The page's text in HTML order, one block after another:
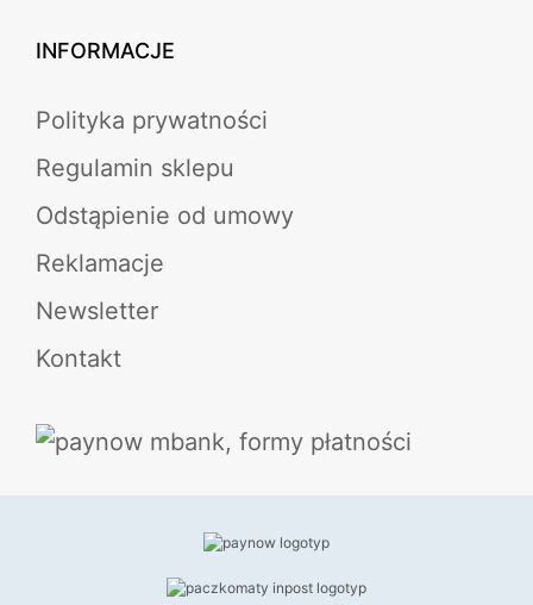
INFORMACJE
Polityka prywatności
Regulamin sklepu
Odstąpienie od umowy
Reklamacje
Newsletter
Kontakt